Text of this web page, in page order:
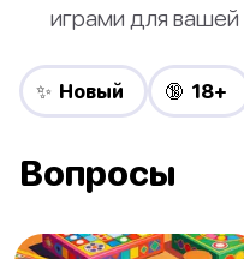
играми для
✨ Новый 🔞 18+
Вопросы